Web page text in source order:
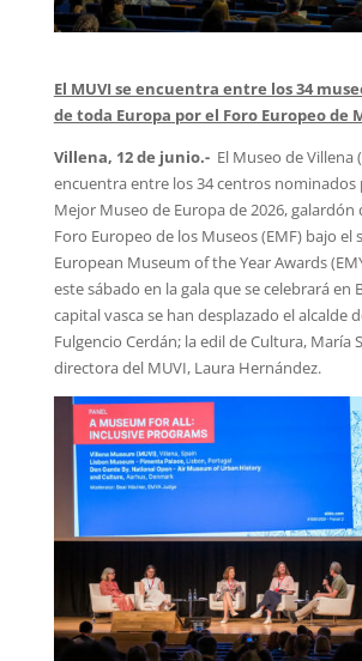
El MUVI se encuentra entre los 34
de toda Europa por el Foro Europeo de
Villena, 12 de junio.- El Museo de Villena
encuentra entre los 34 centros nominados
Mejor Museo de Europa de 2026, galardón
Foro Europeo de los Museos (EMF) bajo el
European Museum of the Year Awards
este sábado en la gala que se celebrará en
capital vasca se han desplazado el alcalde
Fulgencio Cerdán; la edil de Cultura, María
directora del MUVI, Laura Hernández.